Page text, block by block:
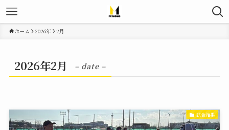
ホーム 2026年 2月
2026年2月 – date –
試合結果